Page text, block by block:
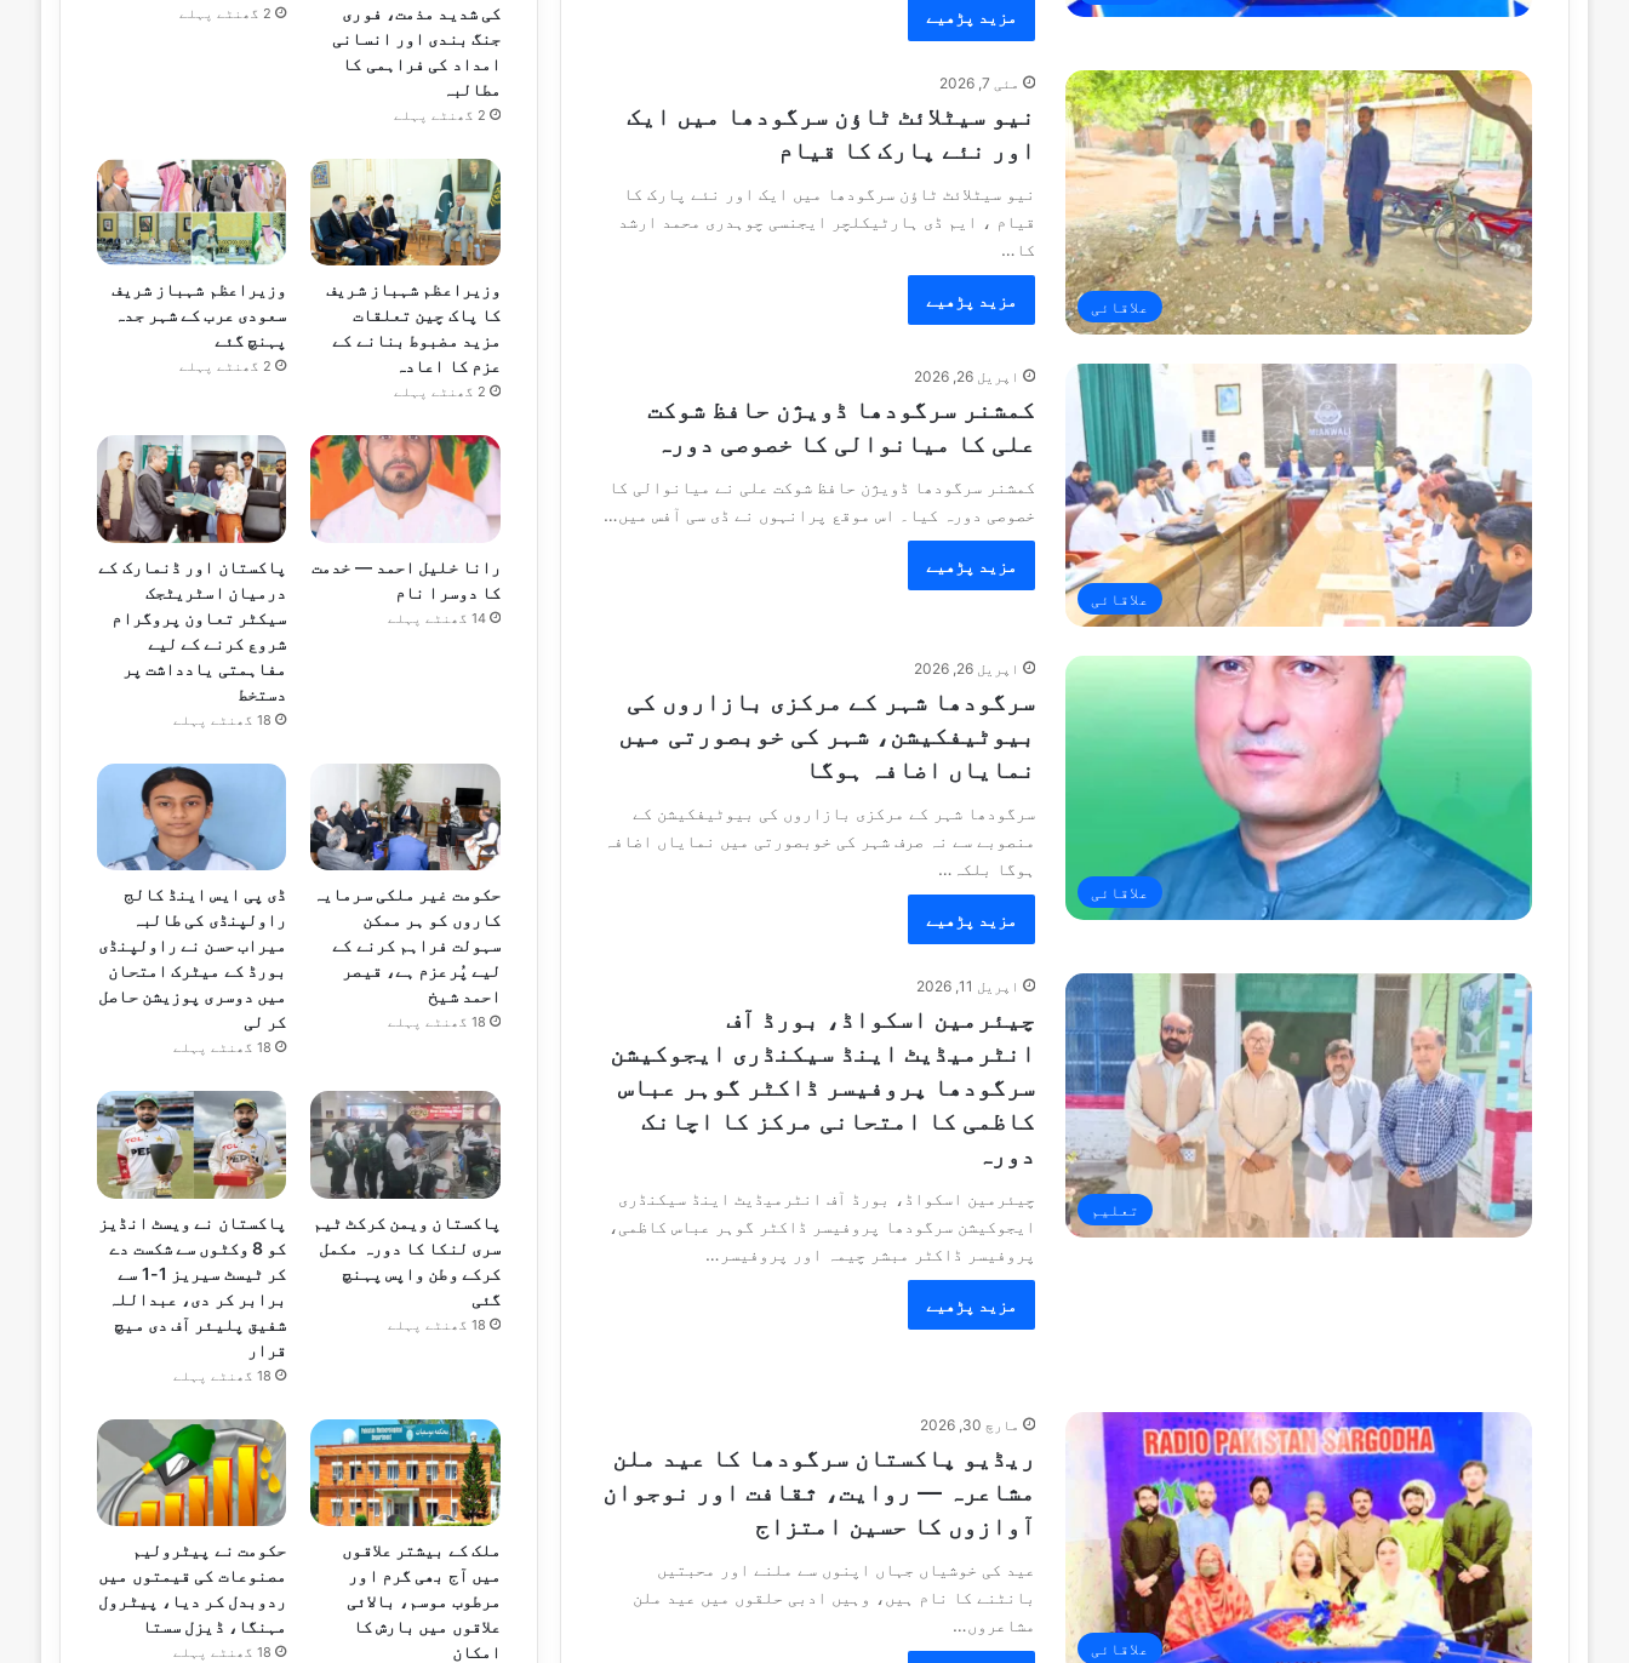
مزید پڑھیے
علاقائی
مئی 7, 2026
نیو سیٹلائٹ ٹاؤن سرگودھا میں ایک
اور نئے پارک کا قیام
نیو سیٹلائٹ ٹاؤن سرگودھا میں ایک اور نئے پارک کا
قیام ، ایم ڈی ہارٹیکلچر ایجنسی چوہدری محمد ارشد
کا…
مزید پڑھیے
علاقائی
اپریل 26, 2026
کمشنر سرگودھا ڈویژن حافظ شوکت
علی کا میانوالی کا خصوصی دورہ
کمشنر سرگودھا ڈویژن حافظ شوکت علی نے میانوالی کا
خصوصی دورہ کیا۔ اس موقع پرانہوں نے ڈی سی آفس میں…
مزید پڑھیے
علاقائی
اپریل 26, 2026
سرگودھا شہر کے مرکزی بازاروں کی
بیوٹیفکیشن، شہر کی خوبصورتی میں
نمایاں اضافہ ہوگا
سرگودھا شہر کے مرکزی بازاروں کی بیوٹیفکیشن کے
منصوبے سے نہ صرف شہر کی خوبصورتی میں نمایاں اضافہ
ہوگا بلکہ…
مزید پڑھیے
تعلیم
اپریل 11, 2026
چیئرمین اسکواڈ، بورڈ آف
انٹرمیڈیٹ اینڈ سیکنڈری ایجوکیشن
سرگودھا پروفیسر ڈاکٹر گوہر عباس
کاظمی کا امتحانی مرکز کا اچانک
دورہ
چیئرمین اسکواڈ، بورڈ آف انٹرمیڈیٹ اینڈ سیکنڈری
ایجوکیشن سرگودھا پروفیسر ڈاکٹر گوہر عباس کاظمی،
پروفیسر ڈاکٹر مبشر چیمہ اور پروفیسر…
مزید پڑھیے
علاقائی
مارچ 30, 2026
ریڈیو پاکستان سرگودھا کا عید ملن
مشاعرہ — روایت، ثقافت اور نوجوان
آوازوں کا حسین امتزاج
عید کی خوشیاں جہاں اپنوں سے ملنے اور محبتیں
بانٹنے کا نام ہیں، وہیں ادبی حلقوں میں عید ملن
مشاعروں…
کی شدید مذمت، فوری
جنگ بندی اور انسانی
امداد کی فراہمی کا
مطالبہ
2 گھنٹے پہلے
2 گھنٹے پہلے
وزیراعظم شہباز شریف
کا پاک چین تعلقات
مزید مضبوط بنانے کے
عزم کا اعادہ
2 گھنٹے پہلے
وزیراعظم شہباز شریف
سعودی عرب کے شہر جدہ
پہنچ گئے
2 گھنٹے پہلے
رانا خلیل احمد — خدمت
کا دوسرا نام
14 گھنٹے پہلے
پاکستان اور ڈنمارک کے
درمیان اسٹریٹجک
سیکٹر تعاون پروگرام
شروع کرنے کے لیے
مفاہمتی یادداشت پر
دستخط
18 گھنٹے پہلے
حکومت غیر ملکی سرمایہ
کاروں کو ہر ممکن
سہولت فراہم کرنے کے
لیے پُرعزم ہے، قیصر
احمد شیخ
18 گھنٹے پہلے
ڈی پی ایس اینڈ کالج
راولپنڈی کی طالبہ
میراب حسن نے راولپنڈی
بورڈ کے میٹرک امتحان
میں دوسری پوزیشن حاصل
کر لی
18 گھنٹے پہلے
پاکستان ویمن کرکٹ ٹیم
سری لنکا کا دورہ مکمل
کرکے وطن واپس پہنچ
گئی
18 گھنٹے پہلے
پاکستان نے ویسٹ انڈیز
کو 8 وکٹوں سے شکست دے
کر ٹیسٹ سیریز 1-1 سے
برابر کر دی، عبداللہ
شفیق پلیئر آف دی میچ
قرار
18 گھنٹے پہلے
ملک کے بیشتر علاقوں
میں آج بھی گرم اور
مرطوب موسم، بالائی
علاقوں میں بارش کا
امکان
حکومت نے پیٹرولیم
مصنوعات کی قیمتوں میں
ردوبدل کر دیا، پیٹرول
مہنگا، ڈیزل سستا
18 گھنٹے پہلے